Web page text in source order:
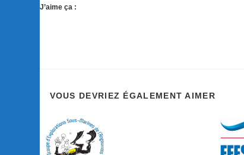
J’aime ça :
VOUS DEVRIEZ ÉGALEMENT AIMER